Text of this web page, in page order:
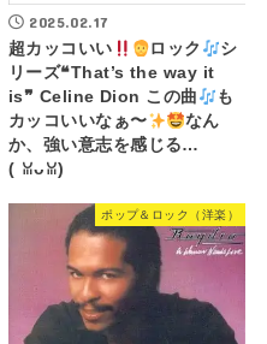
2025.02.17
超カッコいい
ロック
シ
リーズ❝That’s the way it
is❞ Celine Dion この曲
も
カッコいいなぁ〜
なん
か、強い意志を感じる…
(⁠ ⁠ꈍ⁠ᴗ⁠ꈍ⁠)
ポップ＆ロック（洋楽）